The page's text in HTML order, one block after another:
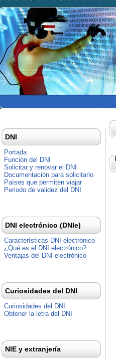
DNI
Portada
Función del DNI
Solicitar y renovar el DNI
Documentación para solicitarlo
Países que permiten viajar
Periodo de validez del DNI
DNI electrónico (DNIe)
Características DNI electrónico
¿Qué es el DNI electrónico?
Ventajas del DNI electrónico
Curiosidades del DNI
Curiosidades del DNI
Obtener la letra del DNI
NIE y extranjería